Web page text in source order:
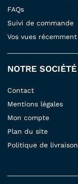
FAQs
Suivi de commande
Vos vues récemment
NOTRE SOCIÉTÉ
Contact
Mentions légales
Mon compte
Plan du site
Politique de livraison